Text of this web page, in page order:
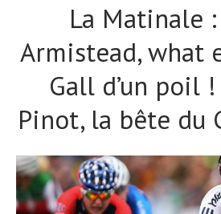
La Matinale
Armistead, what
Gall d’un poil
Pinot, la bête du